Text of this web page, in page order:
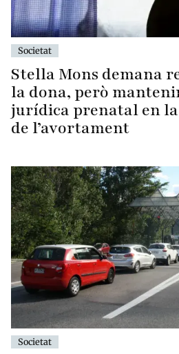
Societat
Stella Mons demana
la dona, però
jurídica prenatal en
de l’avortament
Societat